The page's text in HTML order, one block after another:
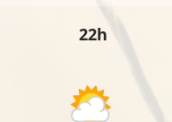
22h